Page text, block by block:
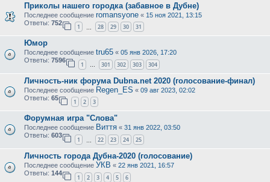
Приколы нашего городка (забавное в Дубне)
Последнее сообщение romansyone « 15 ноя 2021, 13:15
Ответы: 752
1 28 29 30 31
Юмор
Последнее сообщение tru65 « 05 янв 2026, 17:20
Ответы: 7596
1 … 301 302 303 304
Личность-ник форума Dubna.net 2020 (голосование-финал)
Последнее сообщение Regen_ES « 09 авг 2023, 02:02
Ответы: 65
1 2 3
Форумная игра "Слова"
Последнее сообщение Виття « 31 янв 2022, 03:50
Ответы: 603
1 22 23 24 25
Личность города Дубна-2020 (голосование)
Последнее сообщение УКВ « 22 янв 2021, 16:57
Ответы: 144
1 2 3 4 5 6